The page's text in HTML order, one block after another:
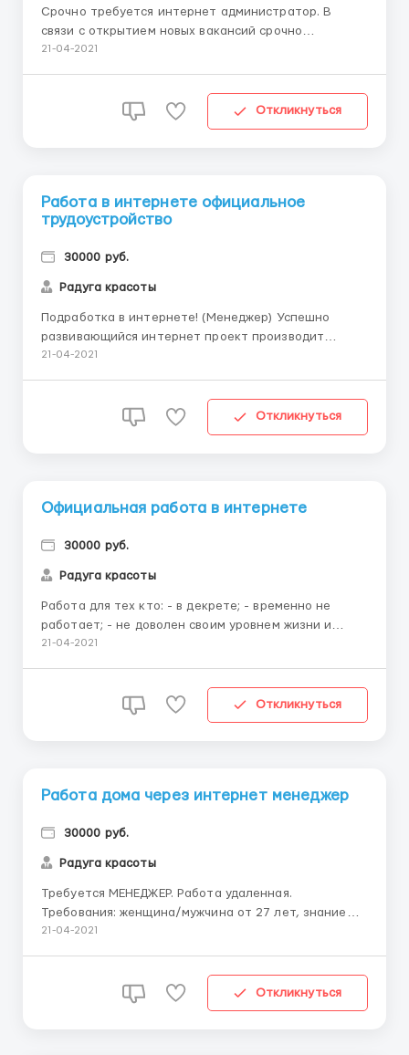
Срочно требуется интернет администратор. В
связи с открытием новых вакансий срочно
требуются сотрудники для работы в интернете на
дополнительных вложений, независимо от возраста.
Работа в домашней обстановке, в любое удобное
21-04-2021
Откликнуться
Работа в интернете официальное
трудоустройство
30000 руб.
Радуга красоты
Подработка в интернете! (Менеджер) Успешно
развивающийся интернет проект производит
дополнительный набор сотрудников! Вложений нет,
нет, ведь достойно жить мы хотим сегодня, а не
через десять лет. Работа интере...
21-04-2021
Откликнуться
Официальная работа в интернете
30000 руб.
Радуга красоты
Работа для тех кто: - в декрете; - временно не
работает; - не доволен своим уровнем жизни и
хочет его улучшить; живет в маленьком населенном
личку. Пишите! WhatsApp 8 963 236 1741/Telegram на
21-04-2021
Откликнуться
Работа дома через интернет менеджер
30000 руб.
Радуга красоты
Требуется МЕНЕДЖЕР. Работа удаленная.
Требования: женщина/мужчина от 27 лет, знание
ПК,можно без опыта работы, коммуникабельность,
WhatsApp 8 963 236 1741/Telegram на номер 8 999
21-04-2021
Откликнуться